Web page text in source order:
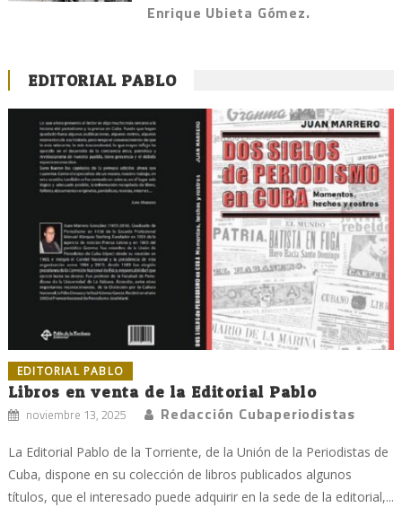
Enrique Ubieta Gómez.
EDITORIAL PABLO
EDITORIAL PABLO
Libros en venta de la Editorial Pablo
noviembre 13, 2025 Redacción Cubaperiodistas
La Editorial Pablo de la Torriente, de la Unión de la Periodistas de
Cuba, dispone en su colección de libros publicados algunos
títulos, que el interesado puede adquirir en la sede de la editorial,...